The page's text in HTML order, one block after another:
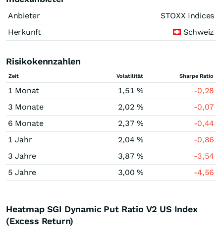
Anbieter
STOXX Indices
Herkunft
Schweiz
Risikokennzahlen
Zeit Volatilität Sharpe Ratio
1 Monat 1,51 %
-0,28
3 Monate
2,02 %
-0,07
6 Monate
2,37 %
-0,44
1 Jahr
2,04 %
-0,86
3 Jahre
3,87 %
-3,54
5 Jahre
3,00 % -4,56
Heatmap SGI Dynamic Put Ratio V2 US Index
(Excess Return)